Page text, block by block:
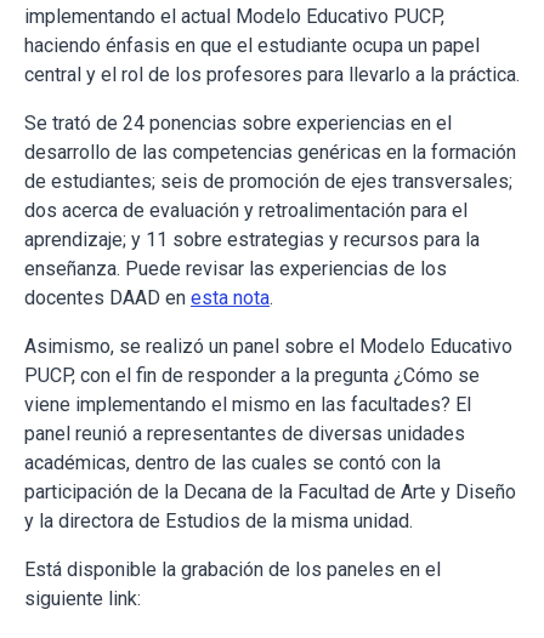
implementando el actual Modelo Educativo PUCP,
haciendo énfasis en que el estudiante ocupa un papel
central y el rol de los profesores para llevarlo a la práctica.
Se trató de 24 ponencias sobre experiencias en el
desarrollo de las competencias genéricas en la formación
de estudiantes; seis de promoción de ejes transversales;
dos acerca de evaluación y retroalimentación para el
aprendizaje; y 11 sobre estrategias y recursos para la
enseñanza. Puede revisar las experiencias de los
docentes DAAD en esta nota.
Asimismo, se realizó un panel sobre el Modelo Educativo
PUCP, con el fin de responder a la pregunta ¿Cómo se
viene implementando el mismo en las facultades? El
panel reunió a representantes de diversas unidades
académicas, dentro de las cuales se contó con la
participación de la Decana de la Facultad de Arte y Diseño
y la directora de Estudios de la misma unidad.
Está disponible la grabación de los paneles en el
siguiente link: